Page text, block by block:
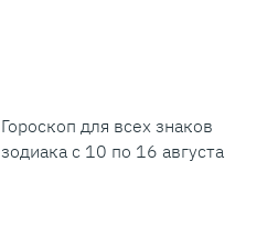
Гороскоп для всех знаков
зодиака с 10 по 16 августа